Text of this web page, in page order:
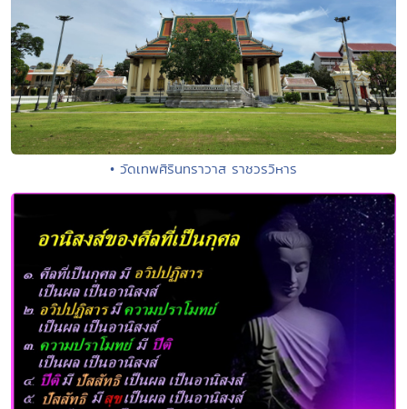
• วัดเทพศิรินทราวาส ราชวรวิหาร